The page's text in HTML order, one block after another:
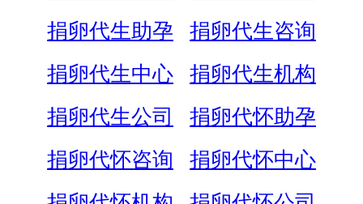
捐卵代生助孕
捐卵代生咨询
捐卵代生中心
捐卵代生机构
捐卵代生公司
捐卵代怀助孕
捐卵代怀咨询
捐卵代怀中心